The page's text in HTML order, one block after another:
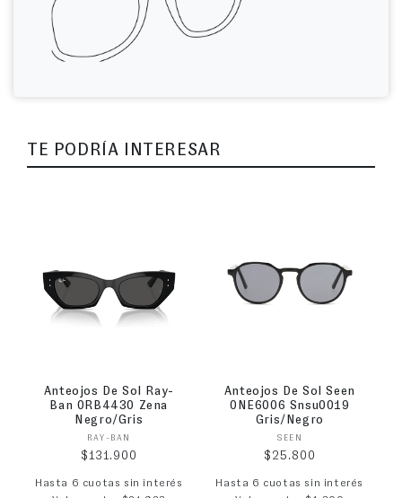
TE PODRÍA INTERESAR
Anteojos De Sol Ray-
Ban 0RB4430 Zena
Negro/Gris
Proveedor:
RAY-BAN
Precio habitual
$131.900
Hasta 6 cuotas sin interés
Anteojos De Sol Seen
0NE6006 Snsu0019
Gris/Negro
Proveedor:
SEEN
Precio habitual
$25.800
Hasta 6 cuotas sin interés